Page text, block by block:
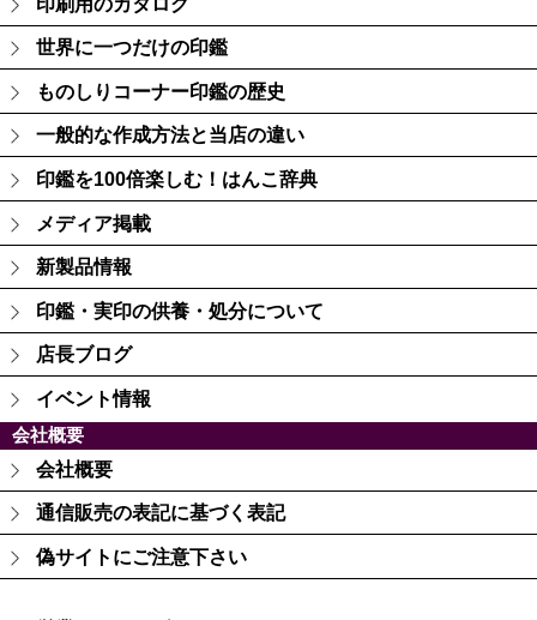
世界に一つだけの印鑑
ものしりコーナー印鑑の歴史
一般的な作成方法と当店の違い
印鑑を100倍楽しむ！はんこ辞典
メディア掲載
新製品情報
印鑑・実印の供養・処分について
店長ブログ
イベント情報
会社概要
会社概要
通信販売の表記に基づく表記
偽サイトにご注意下さい